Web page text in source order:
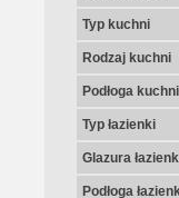
Typ kuchni
Rodzaj kuchni
Podłoga kuchni
Typ łazienki
Glazura
Podłoga